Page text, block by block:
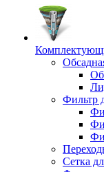
Фильтр
Сетка